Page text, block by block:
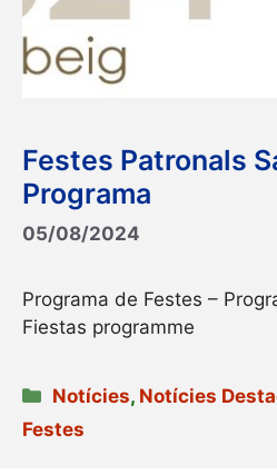
Festes Patronals
Programa
05/08/2024
Programa de Festes –
Fiestas programme
Categories
Notícies, Notícies
Festes